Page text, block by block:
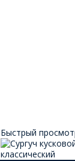
Быстрый